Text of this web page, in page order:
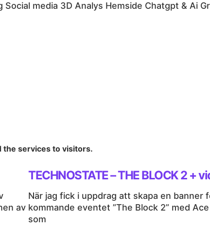
Social media 3D Analys Hemside Chatgpt & Ai
the services to visitors.
av
TECHNOSTATE – THE BLOCK 2 +
När jag fick i uppdrag att skapa en banner
kommande eventet ”The Block 2” med
som